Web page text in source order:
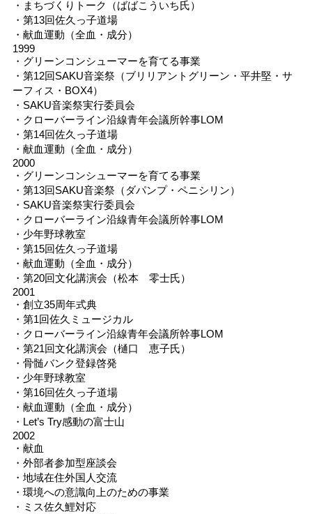
・まちづくりトーク（ばばこういち氏）
・第13回佐久っ子道場
・献血運動（全血・成分）
1999
・グリーンコンシューマーを育てる事業
・第12回SAKU音楽祭（ブリリアントグリーン・平井堅・サ
ーフィス・BOX4）
・SAKU音楽祭実行委員会
・クローバーライン沿線青年会議所幹事LOM
・第14回佐久っ子道場
・献血運動（全血・成分）
2000
・グリーンコンシューマーを育てる事業
・第13回SAKU音楽祭（ダパンプ・ペニシリン）
・SAKU音楽祭実行委員会
・クローバーライン沿線青年会議所幹事LOM
・少年野球教室
・第15回佐久っ子道場
・献血運動（全血・成分）
・第20回文化講演会（松本 零士氏）
2001
・創立35周年式典
・第1回佐久ミュージカル
・クローバーライン沿線青年会議所幹事LOM
・第21回文化講演会（樋口 恵子氏）
・骨髄バンク登録啓発
・少年野球教室
・第16回佐久っ子道場
・献血運動（全血・成分）
・Let’s Try感動の富士山
2002
・献血
・外部者参加型座談会
・地域在住外国人交流
・環境への意識向上のための事業
・ミス佐久鯉対応